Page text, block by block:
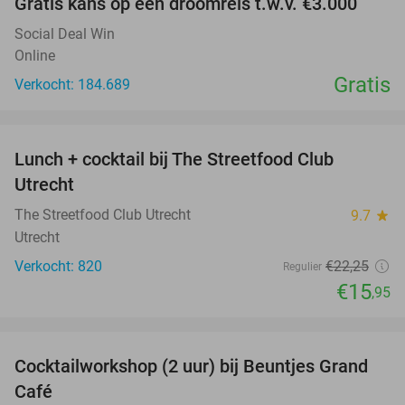
Social Deal Win
Online
Verkocht: 184.689
Gratis
Lunch + cocktail bij The Streetfood Club
Utrecht
The Streetfood Club Utrecht 9.7 star
Utrecht
Verkocht: 820
Regulier €22,25
€15,95
40%
Cocktailworkshop (2 uur) bij Beuntjes Grand
Café